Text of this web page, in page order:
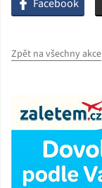
Facebook
Zpět na všechny akce